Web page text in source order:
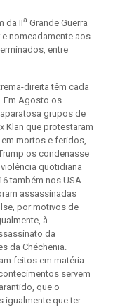
da IIa Grande Guerra
nomeadamente aos
entre
direita têm cada
Em Agosto os
grupos de
Klan que protestaram
mortos e feridos,
os condenasse
quotidiana
também nos USA
assassinadas
por motivos de
à
da
da Chéchenia.
feitos em matéria
servem
que o
igualmente que ter